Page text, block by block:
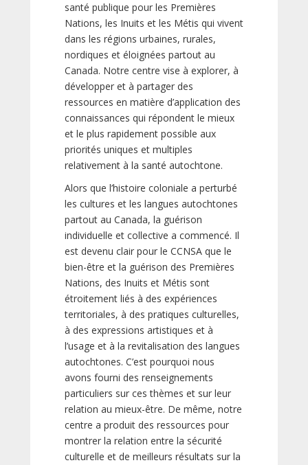
santé publique pour les Premières
Nations, les Inuits et les Métis qui vivent
dans les régions urbaines, rurales,
nordiques et éloignées partout au
Canada. Notre centre vise à explorer, à
développer et à partager des
ressources en matière d’application des
connaissances qui répondent le mieux
et le plus rapidement possible aux
priorités uniques et multiples
relativement à la santé autochtone.
Alors que l’histoire coloniale a perturbé
les cultures et les langues autochtones
partout au Canada, la guérison
individuelle et collective a commencé. Il
est devenu clair pour le CCNSA que le
bien-être et la guérison des Premières
Nations, des Inuits et Métis sont
étroitement liés à des expériences
territoriales, à des pratiques culturelles,
à des expressions artistiques et à
l’usage et à la revitalisation des langues
autochtones. C’est pourquoi nous
avons fourni des renseignements
particuliers sur ces thèmes et sur leur
relation au mieux-être. De même, notre
centre a produit des ressources pour
montrer la relation entre la sécurité
culturelle et de meilleurs résultats sur la